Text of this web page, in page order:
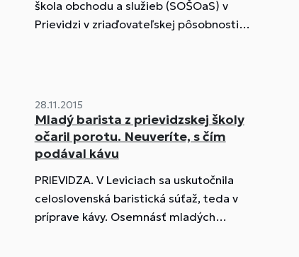
škola obchodu a služieb (SOŠOaS) v
Prievidzi v zriaďovateľskej pôsobnosti
28.11.2015
Mladý barista z prievidzskej školy
očaril porotu. Neuveríte, s čím
podával kávu
PRIEVIDZA. V Leviciach sa uskutočnila
celoslovenská baristická súťaž, teda v
príprave kávy. Osemnásť mladých